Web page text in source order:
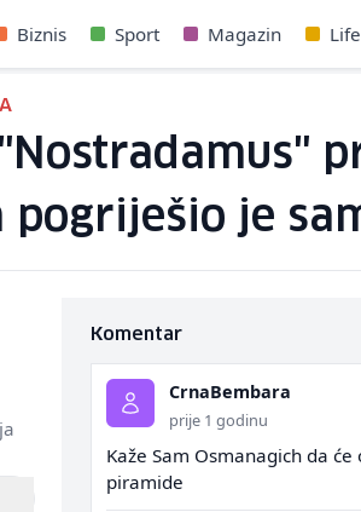
Biznis Sport Magazin
pogriješio je
Komentar
CrnaBembara
prije 1 godinu
Kaže Sam Osmanagich da
piramide